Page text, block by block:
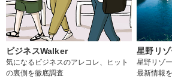
ビジネスWalker
気になるビジネスのアレコレ、ヒット
の裏側を徹底調査
星野リ
星野リゾ
最新情報